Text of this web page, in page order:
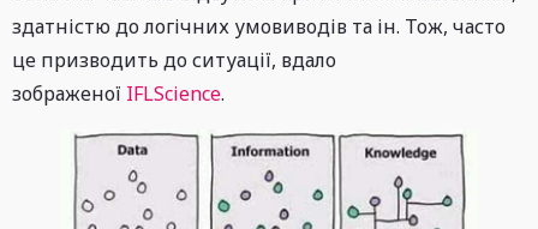
здатністю до логічних умовиводів та ін. Тож, часто
це призводить до ситуації, вдало
зображеної IFLScience.